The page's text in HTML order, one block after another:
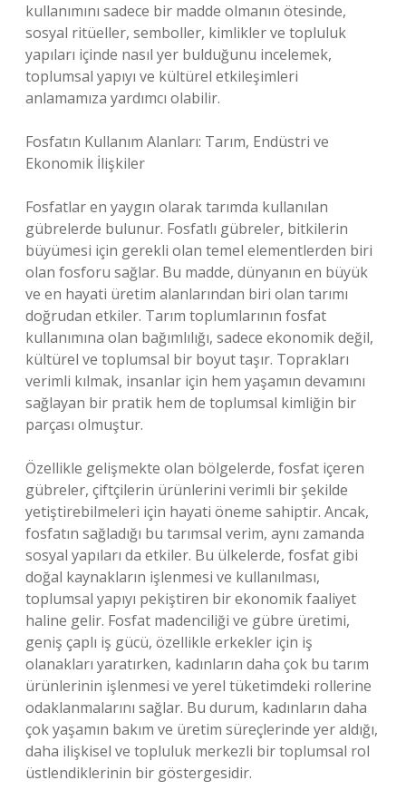
kullanımını sadece bir madde olmanın ötesinde,
sosyal ritüeller, semboller, kimlikler ve topluluk
yapıları içinde nasıl yer bulduğunu incelemek,
toplumsal yapıyı ve kültürel etkileşimleri
anlamamıza yardımcı olabilir.
Fosfatın Kullanım Alanları: Tarım, Endüstri ve
Ekonomik İlişkiler
Fosfatlar en yaygın olarak tarımda kullanılan
gübrelerde bulunur. Fosfatlı gübreler, bitkilerin
büyümesi için gerekli olan temel elementlerden biri
olan fosforu sağlar. Bu madde, dünyanın en büyük
ve en hayati üretim alanlarından biri olan tarımı
doğrudan etkiler. Tarım toplumlarının fosfat
kullanımına olan bağımlılığı, sadece ekonomik değil,
kültürel ve toplumsal bir boyut taşır. Toprakları
verimli kılmak, insanlar için hem yaşamın devamını
sağlayan bir pratik hem de toplumsal kimliğin bir
parçası olmuştur.
Özellikle gelişmekte olan bölgelerde, fosfat içeren
gübreler, çiftçilerin ürünlerini verimli bir şekilde
yetiştirebilmeleri için hayati öneme sahiptir. Ancak,
fosfatın sağladığı bu tarımsal verim, aynı zamanda
sosyal yapıları da etkiler. Bu ülkelerde, fosfat gibi
doğal kaynakların işlenmesi ve kullanılması,
toplumsal yapıyı pekiştiren bir ekonomik faaliyet
haline gelir. Fosfat madenciliği ve gübre üretimi,
geniş çaplı iş gücü, özellikle erkekler için iş
olanakları yaratırken, kadınların daha çok bu tarım
ürünlerinin işlenmesi ve yerel tüketimdeki rollerine
odaklanmalarını sağlar. Bu durum, kadınların daha
çok yaşamın bakım ve üretim süreçlerinde yer aldığı,
daha ilişkisel ve topluluk merkezli bir toplumsal rol
üstlendiklerinin bir göstergesidir.